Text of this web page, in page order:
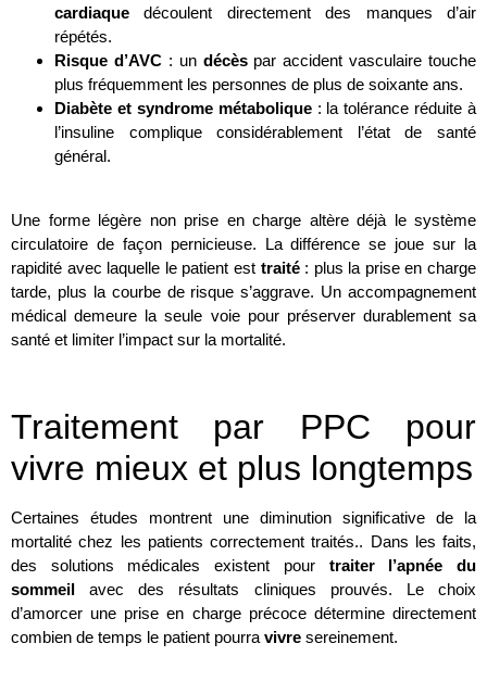
cardiaque découlent directement des manques d’air
répétés.
Risque d’AVC: un décèspar accident vasculaire touche
plus fréquemment les personnes de plus de soixante ans.
Diabète et syndrome métabolique: la tolérance réduite à
l’insuline complique considérablement l’état de santé
général.
Une forme légère non prise en charge altère déjà le système
circulatoire de façon pernicieuse. La différence se joue sur la
rapidité avec laquelle le patient est traité: plus la prise en charge
tarde, plus la courbe de risque s’aggrave. Un accompagnement
médical demeure la seule voie pour préserver durablement sa
santé et limiter l’impact sur la mortalité.
Traitement par PPC pour
vivre mieux et plus longtemps
Certaines études montrent une diminution significative de la
mortalité chez les patients correctement traités.. Dans les faits,
des solutions médicales existent pour traiter l’apnée du
sommeil avec des résultats cliniques prouvés. Le choix
d’amorcer une prise en charge précoce détermine directement
combien de temps le patient pourra vivre sereinement.